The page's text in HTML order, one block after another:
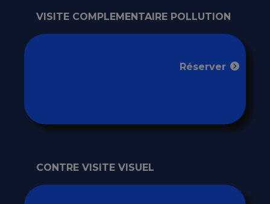
VISITE COMPLEMENTAIRE POLLUTION
Réserver
CONTRE VISITE VISUEL